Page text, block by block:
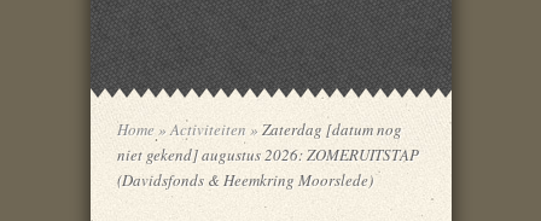
Home»Activiteiten»Zaterdag [datum nog
niet gekend] augustus 2026: ZOMERUITSTAP
(Davidsfonds & Heemkring Moorslede)